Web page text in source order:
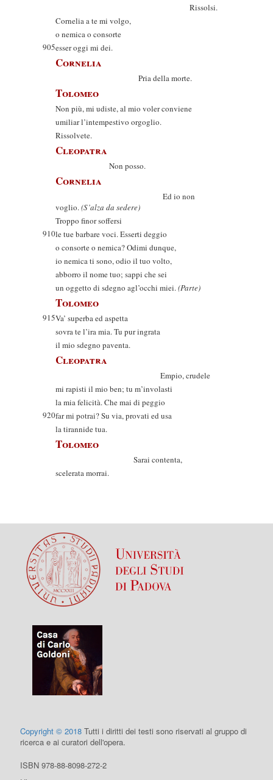
Rissolsi.
Cornelia a te mi volgo,
o nemica o consorte
905esser oggi mi dei.
Cornelia
Pria della morte.
Tolomeo
Non più, mi udiste, al mio voler conviene
umiliar l’intempestivo orgoglio.
Rissolvete.
Cleopatra
Non posso.
Cornelia
Ed io non
voglio.(S’alza da sedere)
Troppo finor soffersi
910le tue barbare voci. Esserti deggio
o consorte o nemica? Odimi dunque,
io nemica ti sono, odio il tuo volto,
abborro il nome tuo; sappi che sei
un oggetto di sdegno agl’occhi miei.(Parte)
Tolomeo
915Va’ superba ed aspetta
sovra te l’ira mia. Tu pur ingrata
il mio sdegno paventa.
Cleopatra
Empio, crudele
mi rapisti il mio ben; tu m’involasti
la mia felicità. Che mai di peggio
920far mi potrai? Su via, provati ed usa
la tirannide tua.
Tolomeo
Sarai contenta,
scelerata morrai.
Copyright © 2018 Tutti i diritti dei testi sono riservati al gruppo di
ricerca e ai curatori dell'opera.
ISBN 978-88-8098-272-2